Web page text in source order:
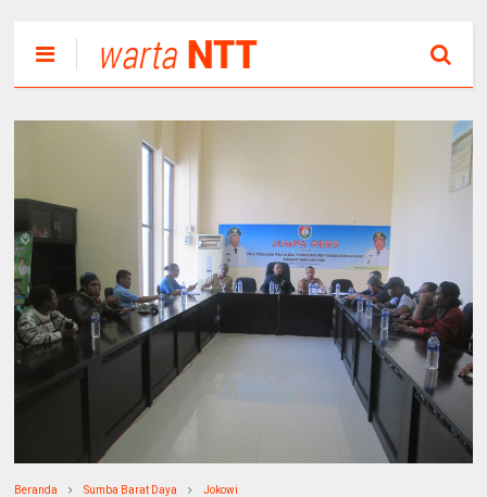
Beranda Sumba Barat Daya Jokowi